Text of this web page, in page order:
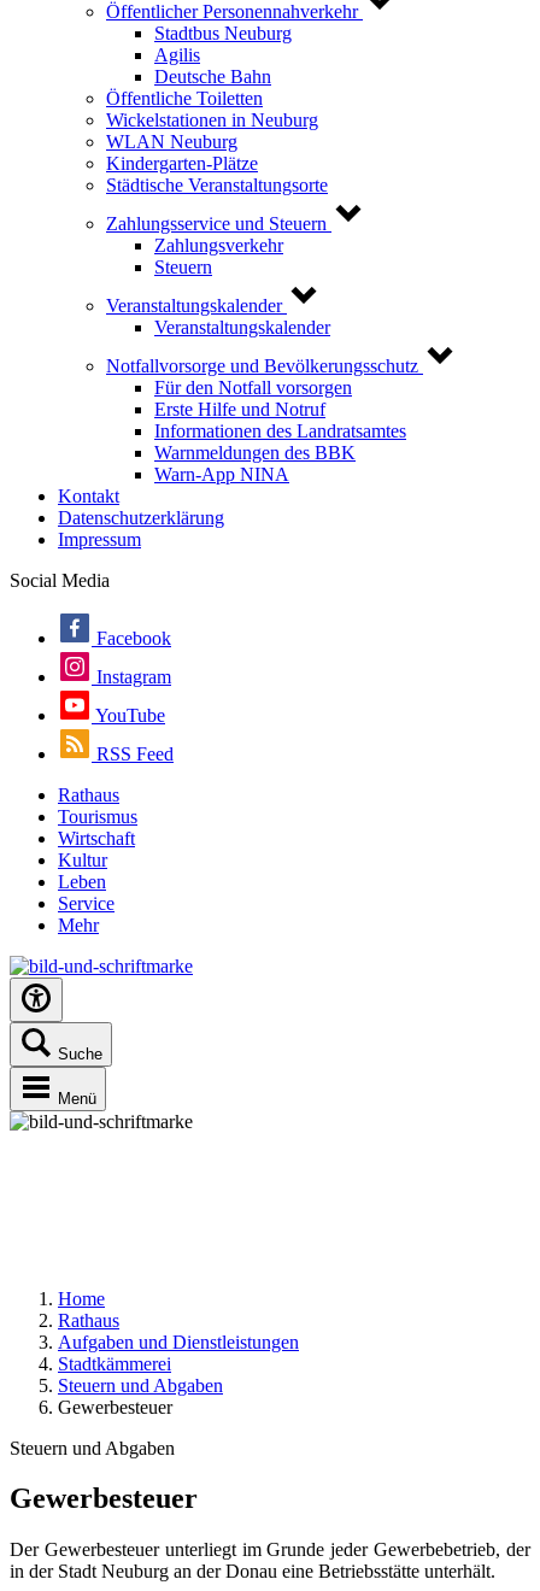
Öffentlicher Personennahverkehr
Stadtbus Neuburg
Agilis
Deutsche Bahn
Öffentliche Toiletten
Wickelstationen in Neuburg
WLAN Neuburg
Kindergarten-Plätze
Städtische Veranstaltungsorte
Zahlungsservice und Steuern
Zahlungsverkehr
Steuern
Veranstaltungskalender
Veranstaltungskalender
Notfallvorsorge und Bevölkerungsschutz
Für den Notfall vorsorgen
Erste Hilfe und Notruf
Informationen des Landratsamtes
Warnmeldungen des BBK
Warn-App NINA
Kontakt
Datenschutzerklärung
Impressum
Social Media
Facebook
Instagram
YouTube
RSS Feed
Rathaus
Tourismus
Wirtschaft
Kultur
Leben
Service
Mehr
Suche
Menü
Home
Rathaus
Aufgaben und Dienstleistungen
Stadtkämmerei
Steuern und Abgaben
Gewerbesteuer
Steuern und Abgaben
Gewerbesteuer
Der Gewerbesteuer unterliegt im Grunde jeder Gewerbebetrieb, der
in der Stadt Neuburg an der Donau eine Betriebsstätte unterhält.